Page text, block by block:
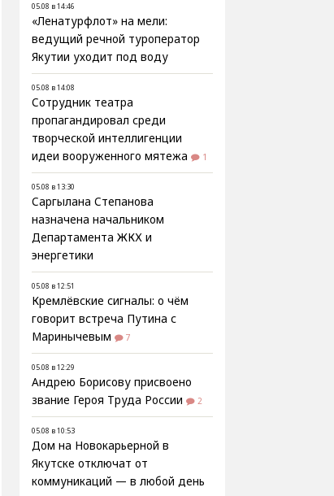
05.08 в 14:46
«Ленатурфлот» на мели:
ведущий речной туроператор
Якутии уходит под воду
05.08 в 14:08
Сотрудник театра
пропагандировал среди
творческой интеллигенции
идеи вооруженного мятежа
1
05.08 в 13:30
Саргылана Степанова
назначена начальником
Департамента ЖКХ и
энергетики
05.08 в 12:51
Кремлёвские сигналы: о чём
говорит встреча Путина с
Маринычевым
7
05.08 в 12:29
Андрею Борисову присвоено
звание Героя Труда России
2
05.08 в 10:53
Дом на Новокарьерной в
Якутске отключат от
коммуникаций — в любой день